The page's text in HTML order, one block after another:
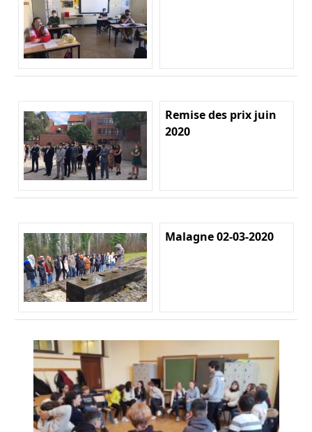
Remise des prix juin
2020
Malagne 02-03-2020